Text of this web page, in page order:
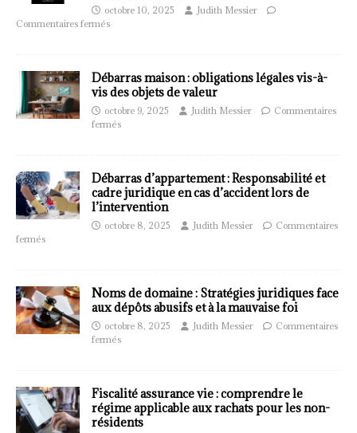
octobre 10, 2025
Judith Messier
Commentaires fermés
Débarras maison : obligations légales vis-à-
vis des objets de valeur
octobre 9, 2025 Judith Messier
Commentaires
fermés
Débarras d’appartement : Responsabilité et
cadre juridique en cas d’accident lors de
l’intervention
octobre 8, 2025 Judith Messier
Commentaires
fermés
Noms de domaine : Stratégies juridiques face
aux dépôts abusifs et à la mauvaise foi
octobre 8, 2025 Judith Messier
Commentaires
fermés
Fiscalité assurance vie : comprendre le
régime applicable aux rachats pour les non-
résidents